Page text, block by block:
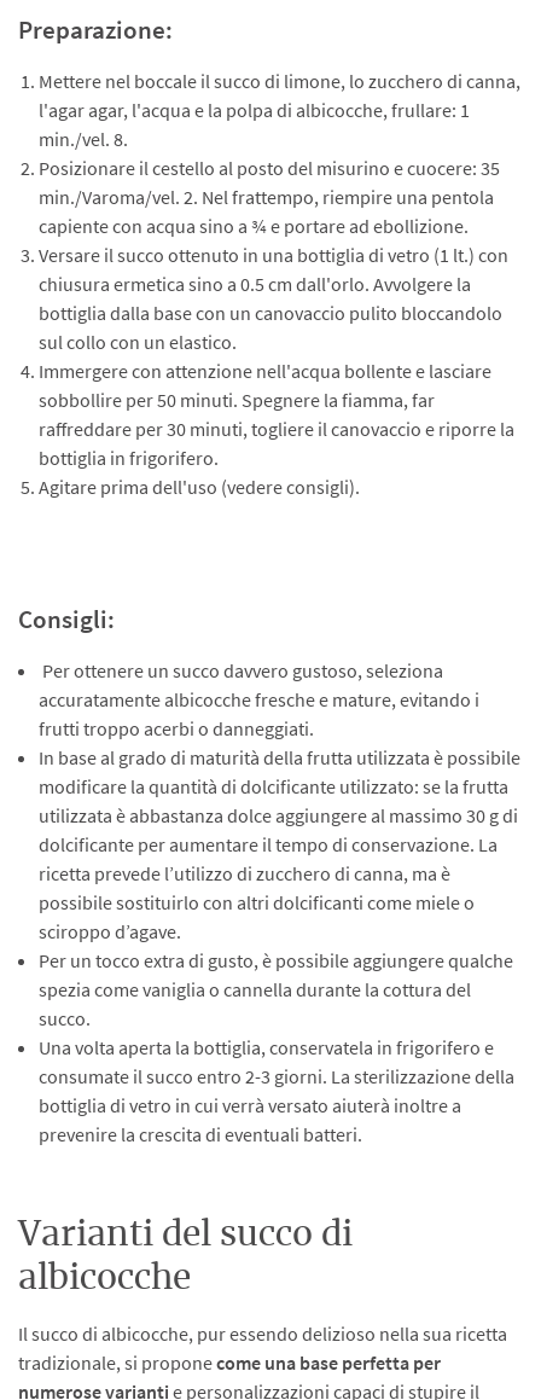
Preparazione:
Mettere nel boccale il succo di limone, lo zucchero di canna,
l'agar agar, l'acqua e la polpa di albicocche, frullare: 1
min./vel. 8.
Posizionare il cestello al posto del misurino e cuocere: 35
min./Varoma/vel. 2. Nel frattempo, riempire una pentola
capiente con acqua sino a ¾ e portare ad ebollizione.
Versare il succo ottenuto in una bottiglia di vetro (1 lt.) con
chiusura ermetica sino a 0.5 cm dall'orlo. Avvolgere la
bottiglia dalla base con un canovaccio pulito bloccandolo
sul collo con un elastico.
Immergere con attenzione nell'acqua bollente e lasciare
sobbollire per 50 minuti. Spegnere la fiamma, far
raffreddare per 30 minuti, togliere il canovaccio e riporre la
bottiglia in frigorifero.
Agitare prima dell'uso (vedere consigli).
Consigli:
Per ottenere un succo davvero gustoso, seleziona
accuratamente albicocche fresche e mature, evitando i
frutti troppo acerbi o danneggiati.
In base al grado di maturità della frutta utilizzata è possibile
modificare la quantità di dolcificante utilizzato: se la frutta
utilizzata è abbastanza dolce aggiungere al massimo 30 g di
dolcificante per aumentare il tempo di conservazione. La
ricetta prevede l’utilizzo di zucchero di canna, ma è
possibile sostituirlo con altri dolcificanti come miele o
sciroppo d’agave.
Per un tocco extra di gusto, è possibile aggiungere qualche
spezia come vaniglia o cannella durante la cottura del
succo.
Una volta aperta la bottiglia, conservatela in frigorifero e
consumate il succo entro 2-3 giorni. La sterilizzazione della
bottiglia di vetro in cui verrà versato aiuterà inoltre a
prevenire la crescita di eventuali batteri.
Varianti del succo di
albicocche
Il succo di albicocche, pur essendo delizioso nella sua ricetta
tradizionale, si proponecome una base perfetta per
numerose varianti e personalizzazioni capaci di stupire il